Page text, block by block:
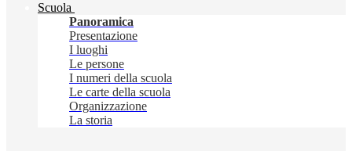
Scuola
Panoramica
Presentazione
I luoghi
Le persone
I numeri della scuola
Le carte della scuola
Organizzazione
La storia